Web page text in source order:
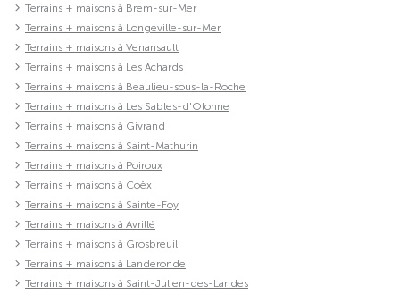
Terrains + maisons à Brem-sur-Mer
Terrains + maisons à Longeville-sur-Mer
Terrains + maisons à Venansault
Terrains + maisons à Les Achards
Terrains + maisons à Beaulieu-sous-la-Roche
Terrains + maisons à Les Sables-d'Olonne
Terrains + maisons à Givrand
Terrains + maisons à Saint-Mathurin
Terrains + maisons à Poiroux
Terrains + maisons à Coëx
Terrains + maisons à Sainte-Foy
Terrains + maisons à Avrillé
Terrains + maisons à Grosbreuil
Terrains + maisons à Landeronde
Terrains + maisons à Saint-Julien-des-Landes